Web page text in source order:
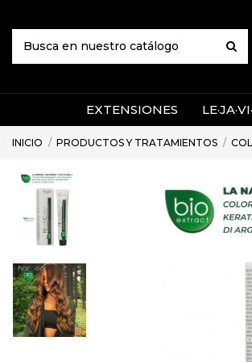
EXTENSIONES
INICIO PRODUCTOS Y TRATAMIENTOS